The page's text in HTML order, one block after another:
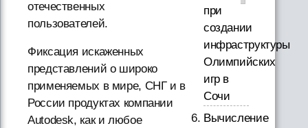
отечественных
пользователей.
Фиксация искаженных
представлений о широко
применяемых в мире, СНГ и в
России продуктах компании
Autodesk, как и любое
при
создании
инфраструктуры
Олимпийских
игр в
Сочи
Вычисление